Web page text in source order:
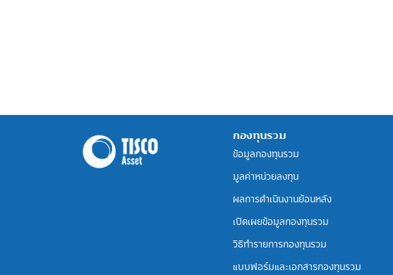
กองทุนรวม
ข้อมูลกองทุนรวม
มูลค่าหน่วยลงทุน
ผลการดำเนินงานย้อนหลัง
เปิดเผยข้อมูลกองทุนรวม
วิธีทำรายการกองทุนรวม
แบบฟอร์มและเอกสารกองทุนรวม